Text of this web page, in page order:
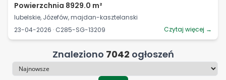
Powierzchnia 8929.0 m²
lubelskie, Józefów, majdan-kasztelanski
23-04-2026 · C285-SG-13209
Czytaj więcej →
Znaleziono 7042 ogłoszeń
Sortowanie